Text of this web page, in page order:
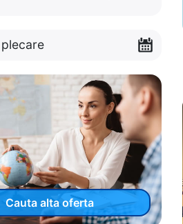
Cauta alta oferta